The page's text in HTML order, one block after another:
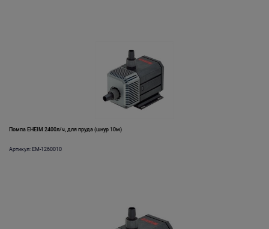
Помпа EHEIM 2400л/ч, для пруда (шнур 10м)
Артикул: EM-1260010